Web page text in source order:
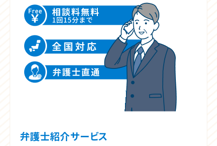
弁護士紹介サービス